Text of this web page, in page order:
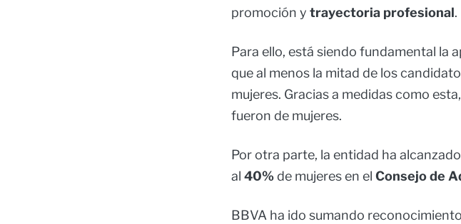
promoción y trayectoria profesional.
Para ello, está siendo fundamental la
que al menos la mitad de los
mujeres. Gracias a medidas como
fueron de mujeres.
Por otra parte, la entidad ha
al 40%de mujeres en el Consejo de
BBVA ha ido sumando